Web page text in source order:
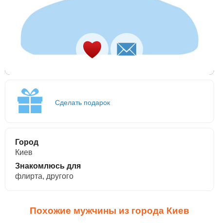
Сделать подарок
Город
Киев
Знакомлюсь для
флирта, другого
Похожие мужчины из города Киев